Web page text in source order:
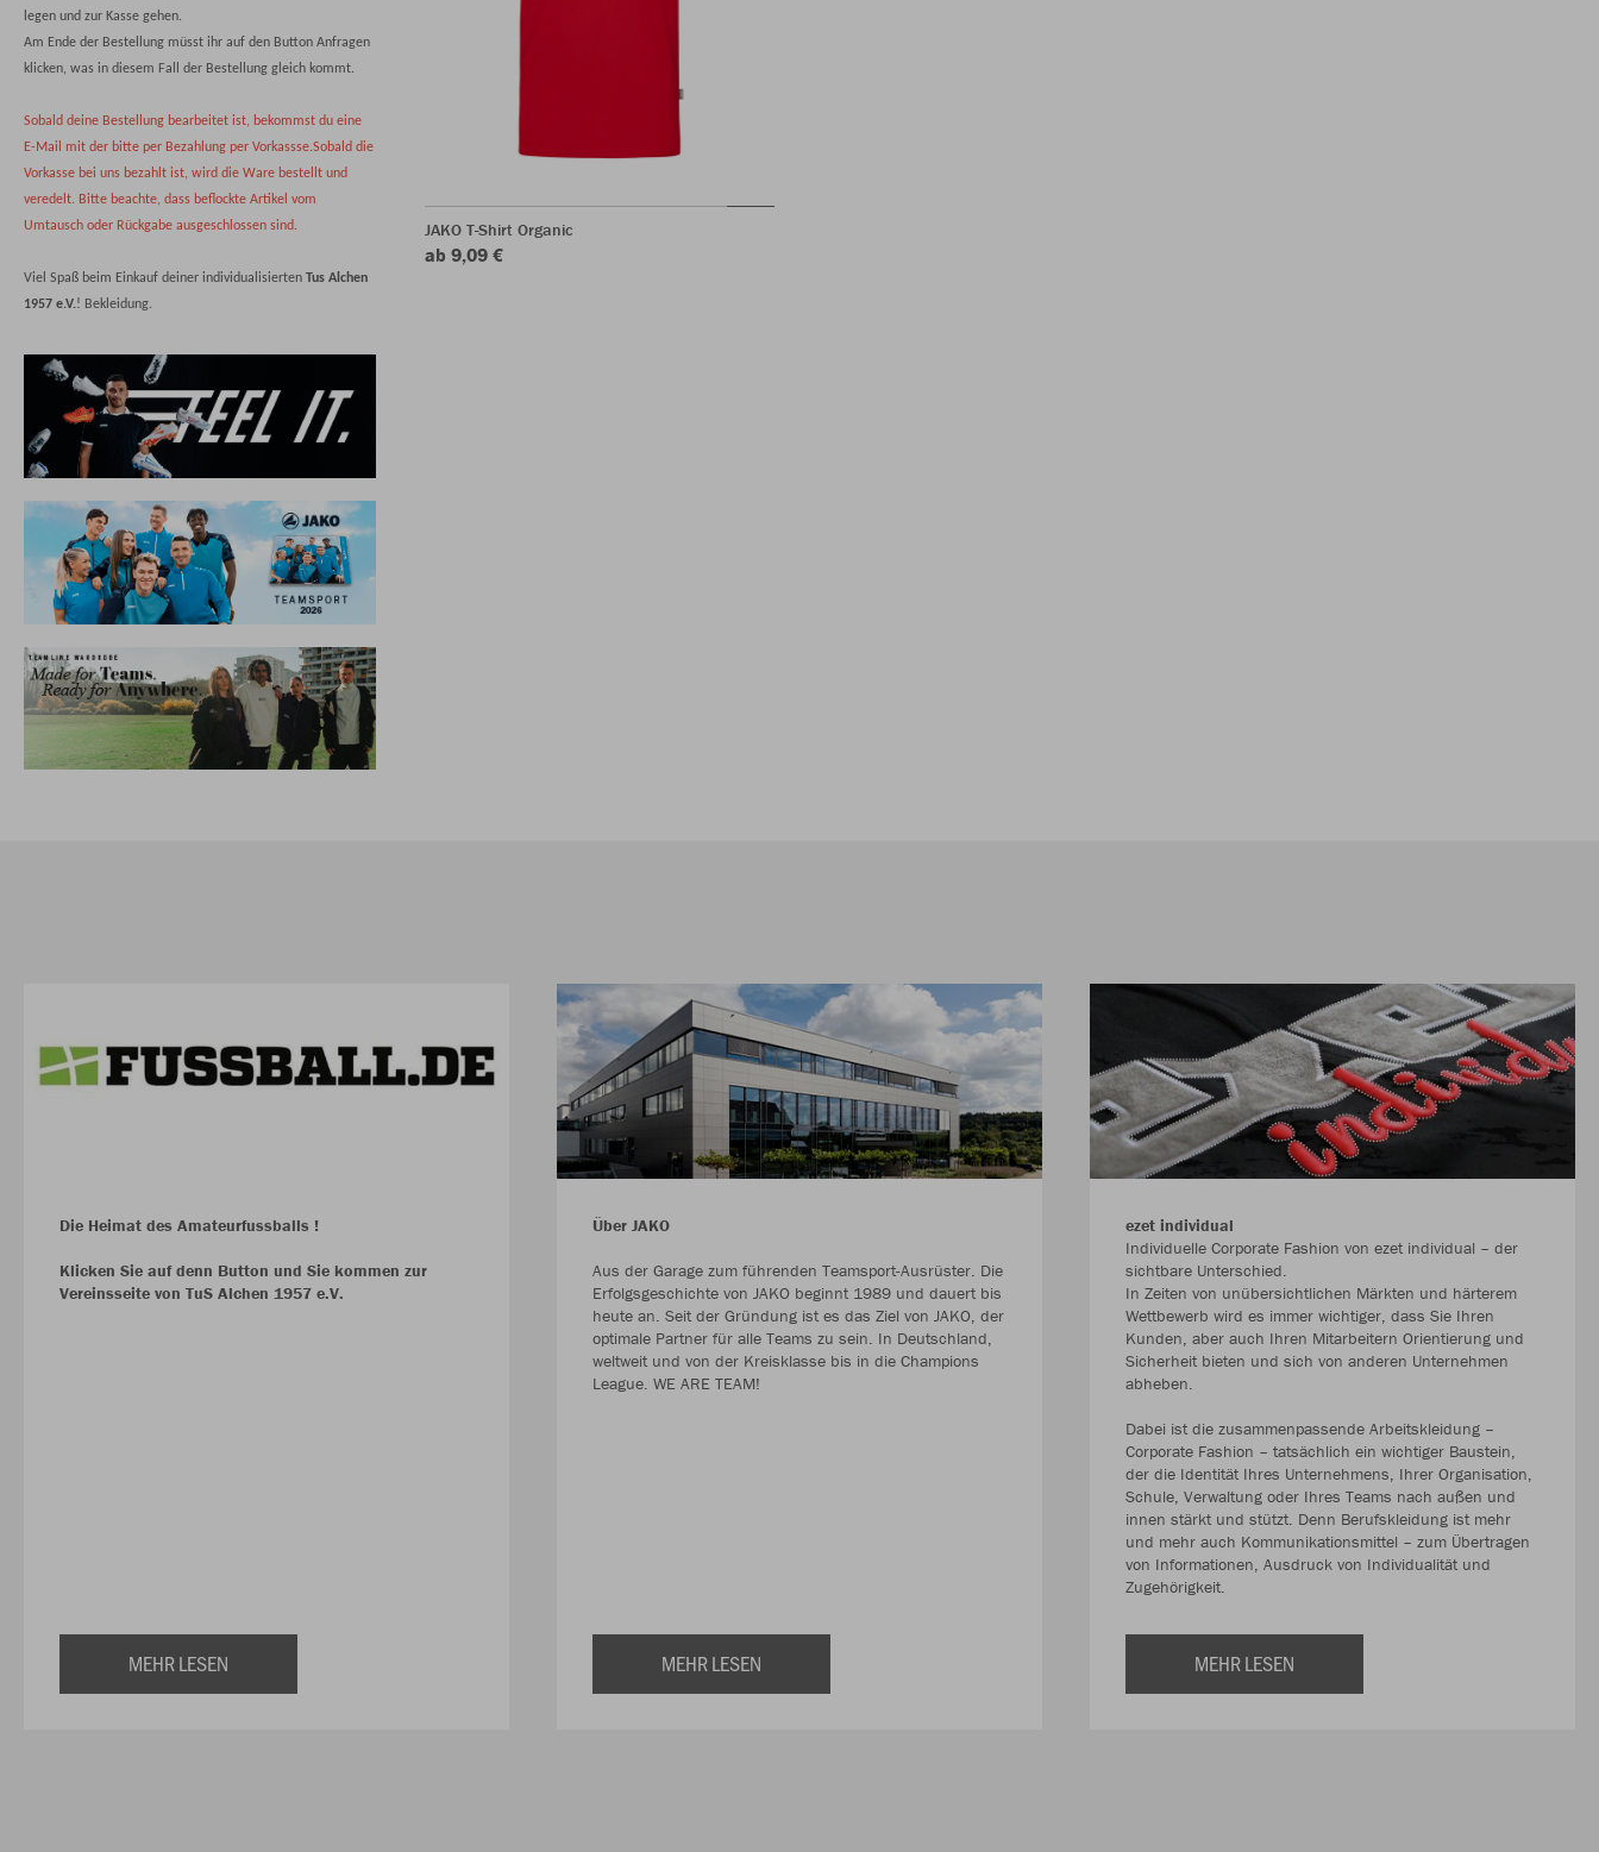
legen und zur Kasse gehen.
Am Ende der Bestellung müsst ihr auf den Button Anfragen
klicken, was in diesem Fall der Bestellung gleich kommt.
Sobald deine Bestellung bearbeitet ist, bekommst du eine
E-Mail mit der bitte per Bezahlung per Vorkassse.Sobald die
Vorkasse bei uns bezahlt ist, wird die Ware bestellt und
veredelt. Bitte beachte, dass beflockte Artikel vom
Umtausch oder Rückgabe ausgeschlossen sind.
Viel Spaß beim Einkauf deiner individualisierten Tus Alchen
1957 e.V.! Bekleidung.
JAKO T-Shirt Organic
ab 9,09 €
Die Heimat des Amateurfussballs !
Klicken Sie auf denn Button und Sie kommen zur
Vereinsseite von TuS Alchen 1957 e.V.
MEHR LESEN
Über JAKO
Aus der Garage zum führenden Teamsport-Ausrüster. Die
Erfolgsgeschichte von JAKO beginnt 1989 und dauert bis
heute an. Seit der Gründung ist es das Ziel von JAKO, der
optimale Partner für alle Teams zu sein. In Deutschland,
weltweit und von der Kreisklasse bis in die Champions
League. WE ARE TEAM!
MEHR LESEN
ezet individual
Individuelle Corporate Fashion von ezet individual – der
sichtbare Unterschied.
In Zeiten von unüber­sicht­lichen Märkten und härterem
Wett­bewerb wird es immer wichtiger, dass Sie Ihren
Kunden, aber auch Ihren Mitar­beitern Orien­tie­rung und
Sicher­heit bieten und sich von anderen Unter­nehmen
abheben.
Dabei ist die zusammen­passende Arbeits­kleidung –
Corpo­rate Fashion – tat­sächlich ein wich­tiger Baustein,
der die Iden­tität Ihres Unter­nehmens, Ihrer Organi­sation,
Schule, Verwal­tung oder Ihres Teams nach außen und
innen stärkt und stützt. Denn Berufs­kleidung ist mehr
und mehr auch Kommu­nika­tions­mittel – zum Über­tragen
von Infor­matio­nen, Ausdruck von Indivi­dualität und
Zugehörigkeit.
MEHR LESEN